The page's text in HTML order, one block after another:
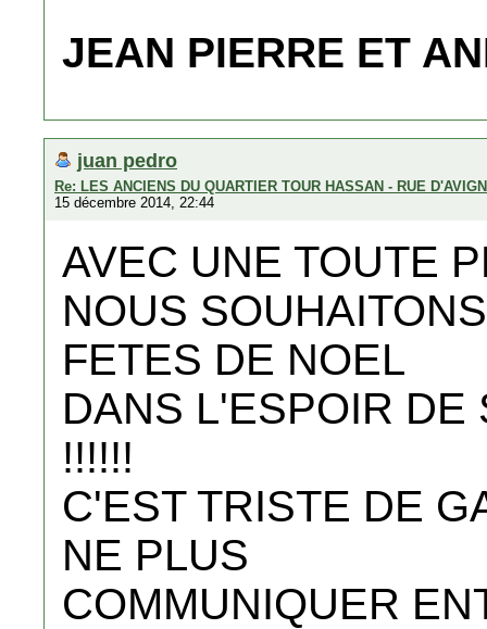
JEAN PIERRE ET
juan pedro
Re: LES ANCIENS DU QUARTIER TOUR HASSAN - RUE
15 décembre 2014, 22:44
AVEC UNE TOUTE
NOUS
FETES DE NOEL
DANS L'ESPOIR DE
!!!!!!
C'EST TRISTE DE
NE PLUS
COMMUNIQUER